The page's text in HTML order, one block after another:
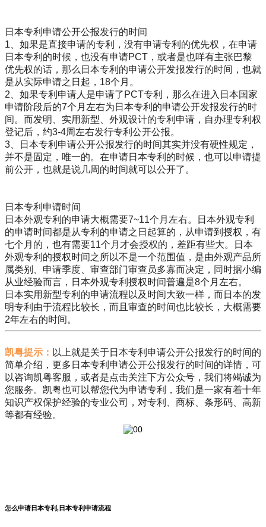
日本专利申请公开公报发行的时间
1、如果是直接申请的专利，没有申请专利的优先权，在申请
日本专利的时候，也没有申请PCT，或者是也咩有主张巴黎
优先权的话，那么日本专利的申请公开发报发行的时间，也就
是从实际申请之日起，18个月。
2、如果专利申请人是申请了PCT专利，那么在进入日本国家
申请阶段后的7个月左右为日本专利的申请公开发报发行的时
间。而发明、实用新型、外观设计的专利申请，自办理专利权
登记后，约3-4周左右发行专利公开公报。
3、日本专利申请公开公报发行的时间其实并没有硬性规定，
并不是固定，唯一的。在申请日本专利的时候，也可以申请提
前公开，也就是说几周的时间就可以公开了。
日本专利申请时间
日本外观专利的申请大概需要7~11个月左右。日本外观专利
的申请时间都是从专利的申请之日起算的，从申请到授权，有
七个月的，也有需要11个月才会授权的，差距有些大。日本
外观专利的授权时间之所以不是一个范围值，是由外观产品所
属类别、申请季度、审查部门审查员多寡而决定，同时据小编
从业经验而言，日本外观专利授权时间普遍是8个月左右。
日本实用新型专利的申请流程以及时间大致一样，而日本的发
明专利由于流程比较长，而且审查的时间也比较长，大概需要
2年左右的时间。
凯粤提示： 以上就是关于日本专利申请公开公报发行的时间的
简单介绍，更多日本专利申请公开公报发行的时间的详情，可
以咨询凯粤客服，或者是点击关注下方公众号，我们将竭诚为
您服务。凯粤也可以帮您代为申请专利，我们是一家有着十年
知识产权保护经验的专业公司，对专利、商标、条形码、高新
等都有经验。
怎么申请日本专利,日本专利申请流程